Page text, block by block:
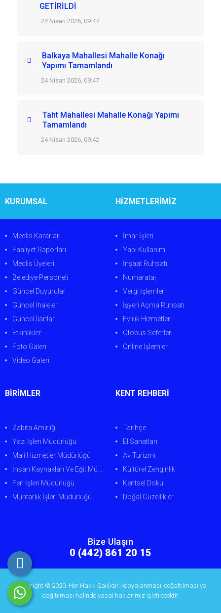
GETİRİLDİ
24 Nisan 2026, 09:47
Balkaya Mahallesi Mahalle Konağı
Yapımı Tamamlandı
24 Nisan 2026, 09:47
Taht Mahallesi Mahalle Konağı Yapımı
Tamamlandı
24 Nisan 2026, 09:42
KURUMSAL
Meclis Kararları
Faaliyet Raporları
Meclis Üyeleri
Belediye Personeli
Güncel Duyurular
Güncel İhaleler
Güncel İlanlar
Etkinlikler
Foto Galeri
Video Galeri
HİZMETLERİMİZ
İmar İşleri
Yapı Kullanım
İnşaat Ruhsatı
Numarataj
Vergi İşlemleri
İşyeri Açma Ruhsatı
Evlilik Hizmetleri
Otobüs Seferleri
Online İşlemler
BİRİMLER
Zabıta Amirliği
Yazı İşleri Müdürlüğü
Mali Hizmetler Müdürlüğü
İnsan Kaynakları Ve Eğit.Müdürlüğü
Fen İşleri Müdürlüğü
Muhtarlık İşleri Müdürlüğü
KENT REHBERİ
Tarihçe
El Sanatları
Av Turizmi
Kültürel Zenginlik
Kentsel Doku
Doğal Güzellikler
Bize Ulaşın
0 (442) 861 20 15
Copyright © 2020. Her Hakkı Saklıdır. kopyalanması, çoğaltılması ve
dağıtılması halinde yasal haklarımız işletilecektir.